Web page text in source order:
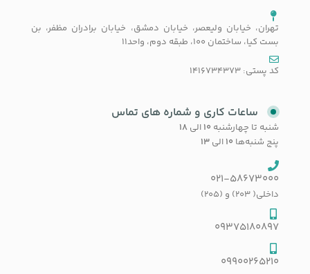
تهران، خیابان ولیعصر، خیابان دمشق، خیابان برادران مظفر، بن
بست کیا، ساختمان 100، طبقه دوم، واحد11
کد پستی: 1416734373
ساعات کاری و شماره های تماس
شنبه تا چهارشنبه ۱۰ الی ۱۸
پنج شنبه‌ها ۱۰ الی ۱۳
021-58673000
داخلی( 203) و (205)
09375180897
09900265210